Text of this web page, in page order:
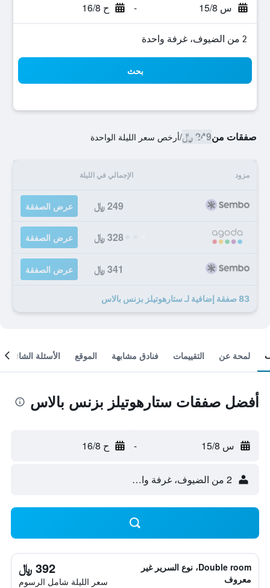
س 15/8 - ح 16/8
2 من الضيوف، غرفة واحدة
بحث
صفقات من249 ﷼ /أرخص سعر الليلة الواحدة
مزود الإجمالي في الليلة
249 ﷼ عرض الصفقة
328 ﷼ عرض الصفقة
341 ﷼ عرض الصفقة
83 صفقة إضافية لـ ستارهوتيلز بزنس بالاس
لمحة عن التقييمات فنادق مشابهة الموقع الأسئلة الشائعة
أفضل صفقات ستارهوتيلز بزنس بالاس
س 15/8 - ح 16/8
2 من الضيوف، غرفة واحدة
Double room، نوع السرير غير
معروف
392 ﷼
سعر الليلة شامل الرسوم